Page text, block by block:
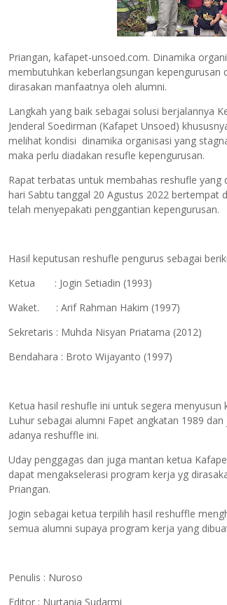
Priangan, kafapet-unsoed.com. Dinamika
membutuhkan keberlangsungan
dirasakan manfaatnya oleh alumni.
Langkah yang baik sebagai solusi berjalannya
Jenderal Soedirman (Kafapet Unsoed)
melihat kondisi dinamika organisasi yang
maka perlu diadakan resufle kepengurusan.
Rapat terbatas untuk membahas reshufle
hari Sabtu tanggal 20 Agustus 2022 bertempat
telah menyepakati penggantian kepengurusan.
Hasil keputusan reshufle pengurus sebagai
Ketua : Jogin Setiadin (1993)
Waket. : Arif Rahman Hakim (1997)
Sekretaris : Muhda Nisyan Priatama (2012)
Bendahara : Broto Wijayanto (1997)
Ketua hasil reshufle ini untuk segera
Luhur sebagai alumni Fapet angkatan 1989
adanya reshuffle ini.
Uday penggagas dan juga mantan ketua
dapat mengakselerasi program kerja yg
Priangan.
Jogin sebagai ketua terpilih hasil reshuffle
semua alumni supaya program kerja yang
Penulis : Nuroso
Editor : Nurtania Sudarmi